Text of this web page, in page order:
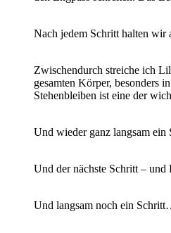
Nach jedem Schritt halten wir
Zwischendurch streiche ich
gesamten Körper, besonders
Stehenbleiben ist eine der
Und wieder ganz langsam
Und der nächste Schritt –
Und langsam noch ein